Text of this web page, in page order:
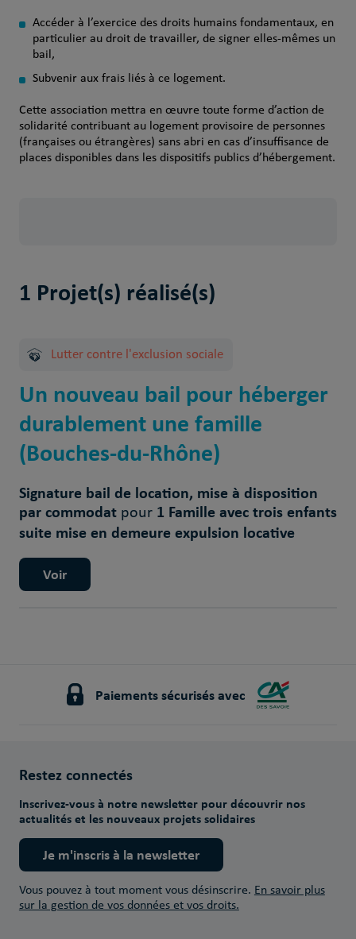
Accéder à l’exercice des droits humains fondamentaux, en
particulier au droit de travailler, de signer elles-mêmes un
bail,
Subvenir aux frais liés à ce logement.
Cette association mettra en œuvre toute forme d’action de
solidarité contribuant au logement provisoire de personnes
(françaises ou étrangères) sans abri en cas d’insuffisance de
places disponibles dans les dispositifs publics d’hébergement.
1 Projet(s) réalisé(s)
Lutter contre l'exclusion sociale
Un nouveau bail pour héberger
durablement une famille
(Bouches-du-Rhône)
Signature bail de location, mise à disposition
par commodat pour1 Famille avec trois enfants
suite mise en demeure expulsion locative
Voir
Paiements sécurisés avec
Restez connectés
Inscrivez-vous à notre newsletter pour découvrir nos
actualités et les nouveaux projets solidaires
Je m'inscris à la newsletter
Vous pouvez à tout moment vous désinscrire. En savoir plus
sur la gestion de vos données et vos droits.